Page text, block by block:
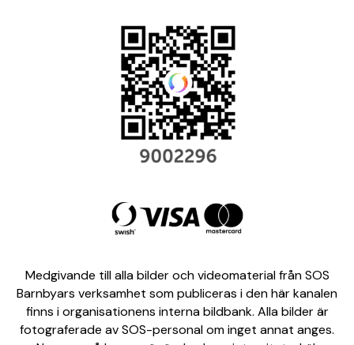
Medgivande till alla bilder och videomaterial från SOS
Barnbyars verksamhet som publiceras i den här kanalen
finns i organisationens interna bildbank. Alla bilder är
fotograferade av SOS-personal om inget annat anges.